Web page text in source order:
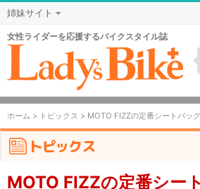
姉妹サイト
女性ライダーを応援するバイクスタイル誌
ホーム > トピックス > MOTO FIZZの定番シートバッグ4
トピックス
MOTO FIZZの定番シー